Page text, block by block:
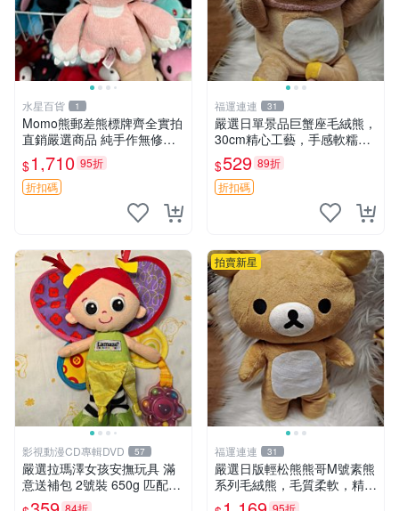
水星百貨 1
Momo熊郵差熊標牌齊全實拍
直銷嚴選商品 純手作無修圖
可收藏 郵差熊 Momo熊 標牌
商品
$1,710 95折
折扣碼
福運連連 31
嚴選日單景品巨蟹座毛絨熊，
30cm精心工藝，手感軟糯推
薦收藏送人 巨蟹座 毛絨玩具
精緻做工
$529 89折
折扣碼
影視動漫CD專輯DVD 57
嚴選拉瑪澤女孩安撫玩具 滿
意送補包 2號裝 650g 匹配嬰
幼童舒壓好伴侶 女孩專用 安
拍賣新星
福運連連 31
嚴選日版輕松熊熊哥M號素熊
系列毛絨熊，毛質柔軟，精緻
可愛，尺寸35cm，保存狀態